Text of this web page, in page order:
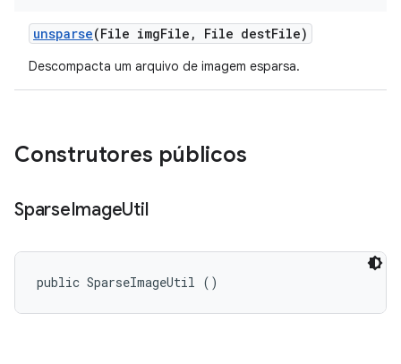
unsparse(File imgFile , File destFile)
Descompacta um arquivo de imagem esparsa.
Construtores públicos
SparseImageUtil
public SparseImageUtil ()